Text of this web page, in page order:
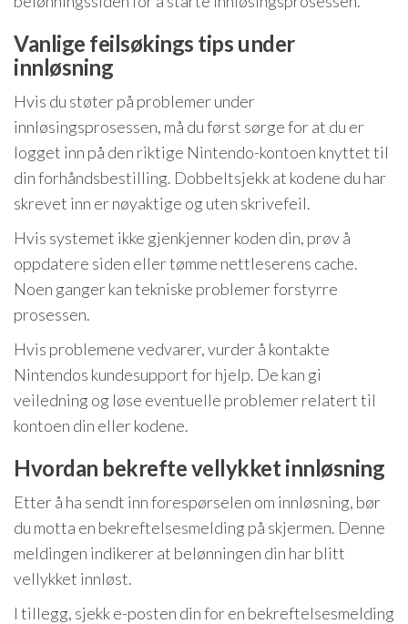
Vanlige feilsøkings tips under
innløsning
Hvis du støter på problemer under
innløsingsprosessen, må du først sørge for at du er
logget inn på den riktige Nintendo-kontoen knyttet til
din forhåndsbestilling. Dobbeltsjekk at kodene du har
skrevet inn er nøyaktige og uten skrivefeil.
Hvis systemet ikke gjenkjenner koden din, prøv å
oppdatere siden eller tømme nettleserens cache.
Noen ganger kan tekniske problemer forstyrre
prosessen.
Hvis problemene vedvarer, vurder å kontakte
Nintendos kundesupport for hjelp. De kan gi
veiledning og løse eventuelle problemer relatert til
kontoen din eller kodene.
Hvordan bekrefte vellykket innløsning
Etter å ha sendt inn forespørselen om innløsning, bør
du motta en bekreftelsesmelding på skjermen. Denne
meldingen indikerer at belønningen din har blitt
vellykket innløst.
I tillegg, sjekk e-posten din for en bekreftelsesmelding